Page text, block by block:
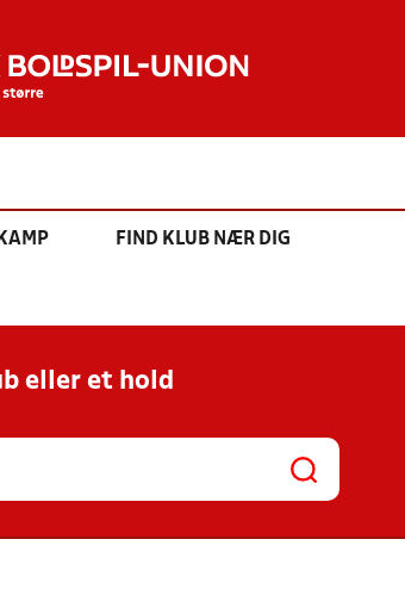
KAMP FIND KLUB NÆR DIG
eller et hold